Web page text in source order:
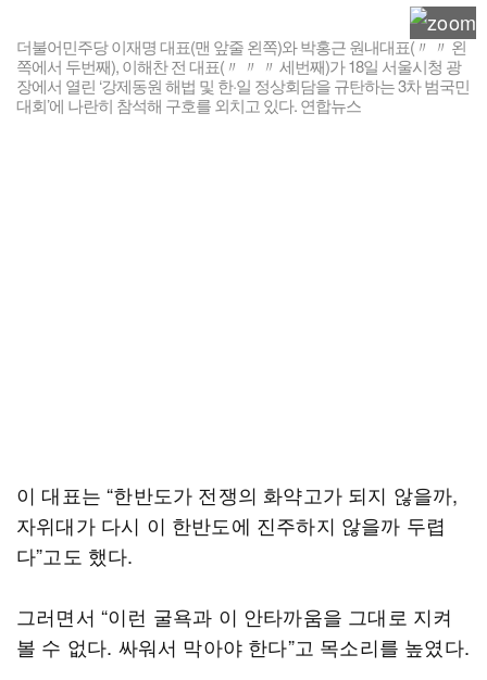
더불어민주당 이재명 대표(맨 앞줄 왼쪽)와 박홍근 원내대표(〃 〃 왼
쪽에서 두번째), 이해찬 전 대표(〃 〃 〃 세번째)가 18일 서울시청 광
장에서 열린 ‘강제동원 해법 및 한·일 정상회담을 규탄하는 3차 범국민
대회’에 나란히 참석해 구호를 외치고 있다. 연합뉴스
이 대표는 “한반도가 전쟁의 화약고가 되지 않을까,
자위대가 다시 이 한반도에 진주하지 않을까 두렵
다”고도 했다.
그러면서 “이런 굴욕과 이 안타까움을 그대로 지켜
볼 수 없다. 싸워서 막아야 한다”고 목소리를 높였다.